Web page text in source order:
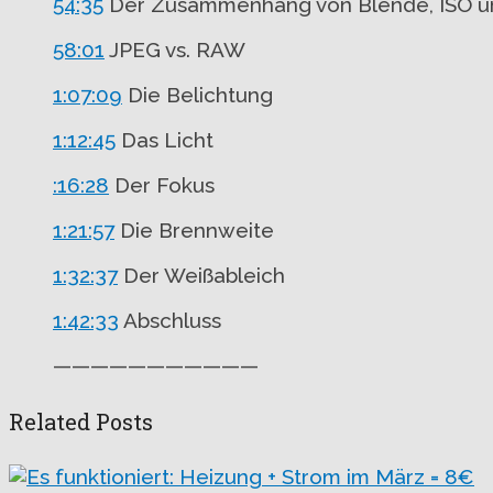
58:01 JPEG vs. RAW
1:07:09 Die Belichtung
1:12:45 Das Licht
:16:28 Der Fokus
1:21:57Die Brennweite
1:32:37Der Weißableich
1:42:33 Abschluss
———————————
Related Posts